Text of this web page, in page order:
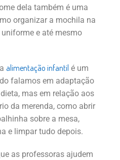
dela também é uma
organizar a mochila na
e até mesmo
alimentação infantil é um
falamos em adaptação
mas em relação aos
da merenda, como abrir
sobre a mesa,
e limpar tudo depois.
as professoras ajudem